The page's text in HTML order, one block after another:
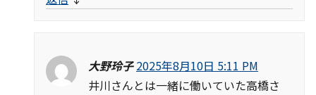
大野玲子 2025年8月10日 5:11 PM
井川さんとは一緒に働いていた高橋さ